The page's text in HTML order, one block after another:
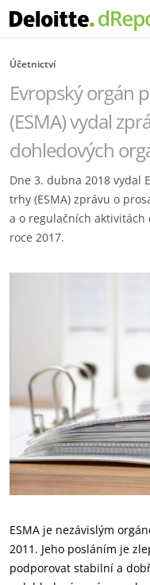
Účetnictví
Evropský orgán
(ESMA) vydal
dohledových
Dne 3. dubna 2018 vydal
trhy (ESMA) zprávu o
a o regulačních aktivitách
roce 2017.
ESMA je nezávislým
2011. Jeho posláním je
podporovat stabilní a